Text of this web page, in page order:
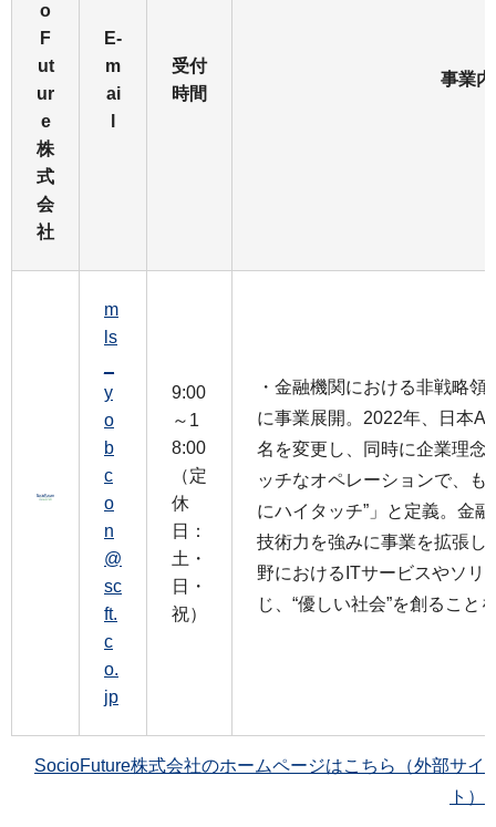
o
F
ut
ur
e
株
式
会
社
E-
m
ai
受付
時間
事業
m
ls
y
o
b
c
o
n
@
sc
ft.
c
o.
jp
9:00
～1
8:00
（定
休
日：
土・
日・
祝）
・金融機関における非戦略
に事業展開。2022年、日本
名を変更し、同時に企業理念
ッチなオペレーションで、も
にハイタッチ”」と定義。金
技術力を強みに事業を拡張し
野におけるITサービスやソリ
じ、“優しい社会”を創ること
SocioFuture株式会社のホームページはこちら（外部サイ
ト）